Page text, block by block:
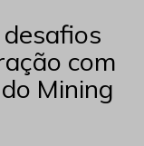
com
Mining